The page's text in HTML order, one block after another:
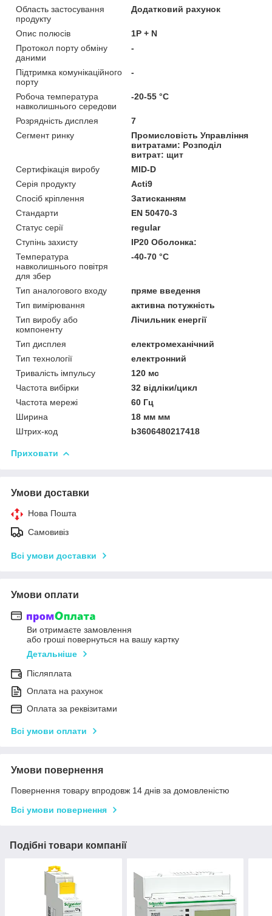
Область застосування
продукту
Додатковий рахунок
Опис полюсів
1P + N
Протокол порту обміну
даними
-
Підтримка комунікаційного
порту
-
Робоча температура
навколишнього середови
-20-55 °C
Розрядність дисплея
7
Сегмент ринку
Промисловість Управління
витратами: Розподіл
витрат: щит
Сертифікація виробу
MID-D
Серія продукту
Acti9
Спосіб кріплення
Затисканням
Стандарти
EN 50470-3
Статус серії
regular
Ступінь захисту
IP20 Оболонка:
Температура
навколишнього повітря
для збер
-40-70 °C
Тип аналогового входу
пряме введення
Тип вимірювання
активна потужність
Тип виробу або
компоненту
Лічильник енергії
Тип дисплея
електромеханічний
Тип технології
електронний
Тривалість імпульсу
120 мс
Частота вибірки
32 відліки/цикл
Частота мережі
60 Гц
Ширина
18 мм мм
Штрих-код
b3606480217418
Приховати
Умови доставки
Нова Пошта
Самовивіз
Всі умови доставки
Умови оплати
Ви отримаєте замовлення
або гроші повернуться на вашу картку
Детальніше
Післяплата
Оплата на рахунок
Оплата за реквізитами
Всі умови оплати
Умови повернення
Повернення товару впродовж 14 днів за домовленістю
Всі умови повернення
Подібні товари компанії